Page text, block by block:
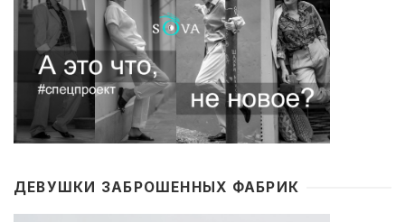
ДЕВУШКИ ЗАБРОШЕННЫХ ФАБРИК